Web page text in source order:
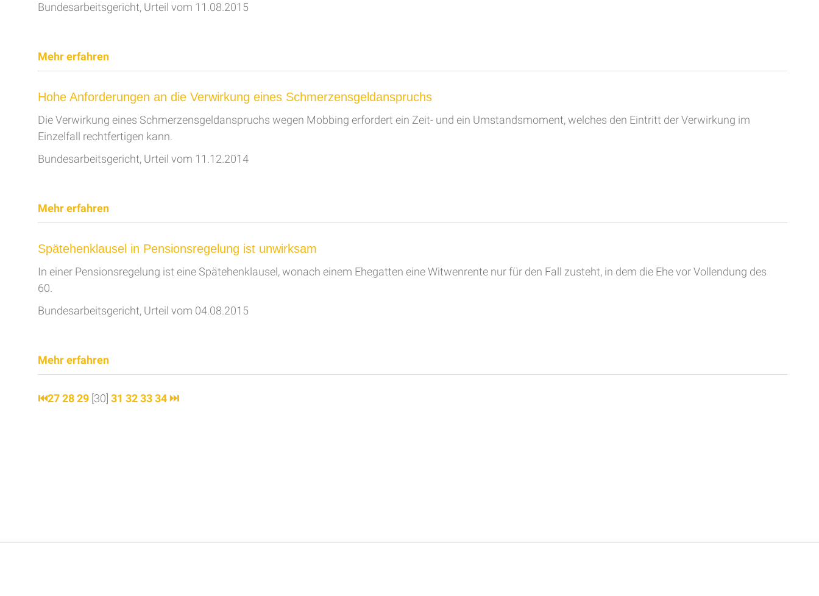
Bundesarbeitsgericht, Urteil vom 11.08.2015
Mehr erfahren
Hohe Anforderungen an die Verwirkung eines Schmerzensgeldanspruchs
Die Verwirkung eines Schmerzensgeldanspruchs wegen Mobbing erfordert ein Zeit- und ein Umstandsmoment, welches den Eintritt der Verwirkung im
Einzelfall rechtfertigen kann.
Bundesarbeitsgericht, Urteil vom 11.12.2014
Mehr erfahren
Spätehenklausel in Pensionsregelung ist unwirksam
In einer Pensionsregelung ist eine Spätehenklausel, wonach einem Ehegatten eine Witwenrente nur für den Fall zusteht, in dem die Ehe vor Vollendung des
60.
Bundesarbeitsgericht, Urteil vom 04.08.2015
Mehr erfahren
⏮272829 [30] 31 323334⏭